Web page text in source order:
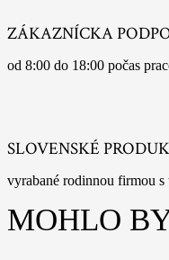
ZÁKAZNÍCKA
od 8:00 do 18:00 počas
SLOVENSKÉ
vyrabané rodinnou firmou s
MOHLO